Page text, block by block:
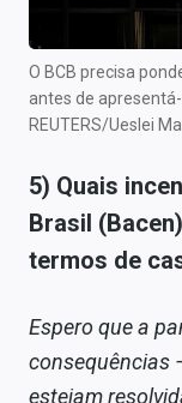
O BCB precisa
antes de
REUTERS/Ueslei
5) Quais
Brasil
termos de
Espero que a
consequências
estejam